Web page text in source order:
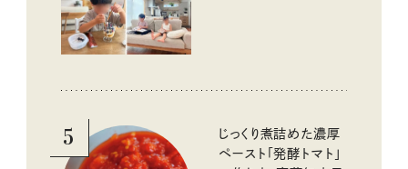
5
じっくり煮詰めた濃厚
ペースト「発酵トマト」